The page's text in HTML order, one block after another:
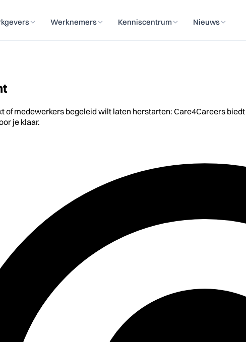
Werknemers Kenniscentrum Nieuws
of medewerkers begeleid wilt laten herstarten: Care4Careers biedt
je klaar.